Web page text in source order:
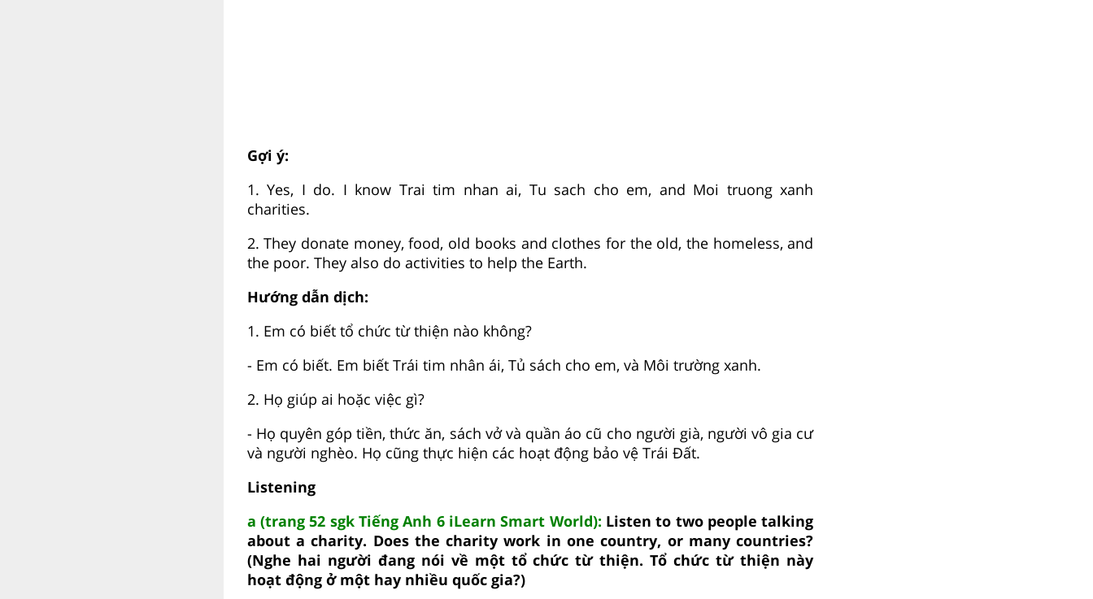
Gợi ý:
1. Yes, I do. I know Trai tim nhan ai, Tu sach cho em, and Moi truong xanh
charities.
2. They donate money, food, old books and clothes for the old, the homeless, and
the poor. They also do activities to help the Earth.
Hướng dẫn dịch:
1. Em có biết tổ chức từ thiện nào không?
- Em có biết. Em biết Trái tim nhân ái, Tủ sách cho em, và Môi trường xanh.
2. Họ giúp ai hoặc việc gì?
- Họ quyên góp tiền, thức ăn, sách vở và quần áo cũ cho người già, người vô gia cư
và người nghèo. Họ cũng thực hiện các hoạt động bảo vệ Trái Đất.
Listening
a (trang 52 sgk Tiếng Anh 6 iLearn Smart World): Listen to two people talking
about a charity. Does the charity work in one country, or many countries?
(Nghe hai người đang nói về một tổ chức từ thiện. Tổ chức từ thiện này
hoạt động ở một hay nhiều quốc gia?)